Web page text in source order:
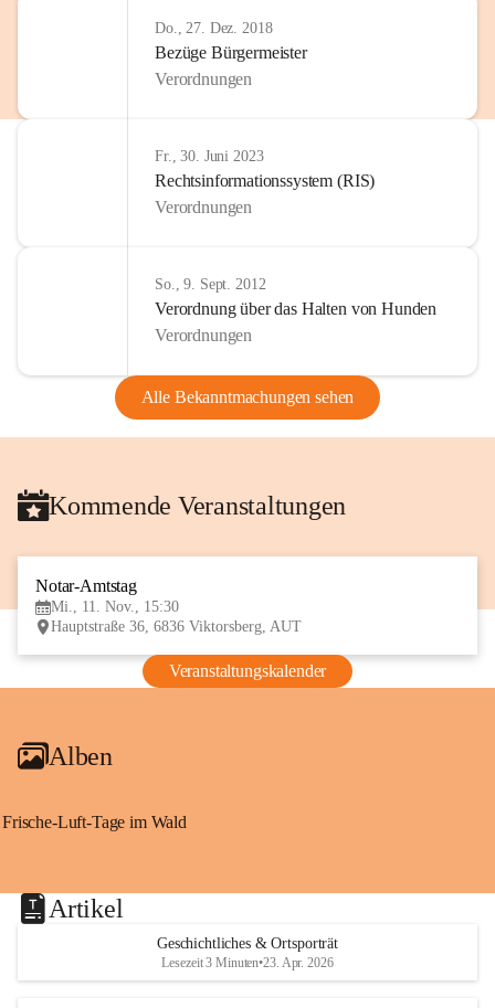
Do., 27. Dez. 2018
Bezüge Bürgermeister
Verordnungen
Fr., 30. Juni 2023
Rechtsinformationssystem (RIS)
Verordnungen
So., 9. Sept. 2012
Verordnung über das Halten von Hunden
Verordnungen
Alle Bekanntmachungen sehen
Kommende Veranstaltungen
Notar-Amtstag
Mi., 11. Nov., 15:30
Hauptstraße 36, 6836 Viktorsberg, AUT
Veranstaltungskalender
Alben
Frische-Luft-Tage im Wald
Artikel
Geschichtliches & Ortsporträt
Lesezeit 3 Minuten•23. Apr. 2026